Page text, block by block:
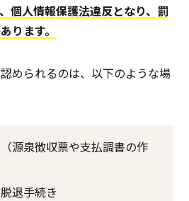
個人情報保護法違反となり、罰
ります。
められるのは、以下のような場
源泉徴収票や支払調書の作
退手続き